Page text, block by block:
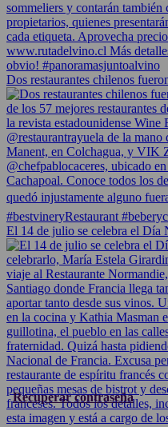
Dos restaurantes chilenos
El 14 de julio se celebra el Día
Recuperar contraseña